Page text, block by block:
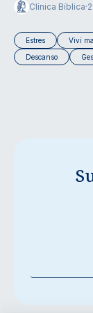
Clínica Bíblica·
Estres Vivi
Descanso